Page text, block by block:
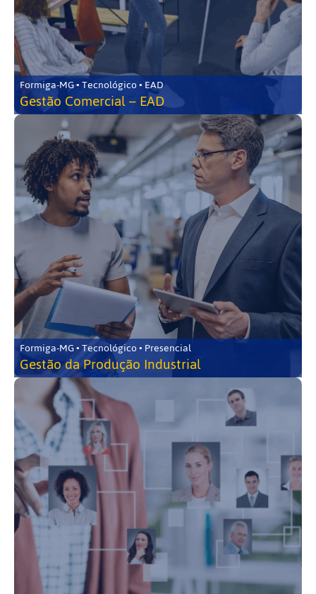
Formiga-MG • Tecnológico • EAD
Gestão Comercial – EAD
Formiga-MG • Tecnológico • Presencial
Gestão da Produção Industrial